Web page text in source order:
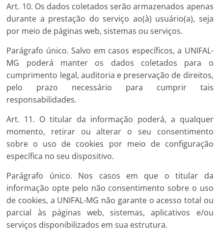
Art. 10. Os dados coletados serão armazenados apenas
durante a prestação do serviço ao(à) usuário(a), seja
por meio de páginas web, sistemas ou serviços.
Parágrafo único. Salvo em casos específicos, a UNIFAL-
MG poderá manter os dados coletados para o
cumprimento legal, auditoria e preservação de direitos,
pelo prazo necessário para cumprir tais
responsabilidades.
Art. 11. O titular da informação poderá, a qualquer
momento, retirar ou alterar o seu consentimento
sobre o uso de cookies por meio de configuração
específica no seu dispositivo.
Parágrafo único. Nos casos em que o titular da
informação opte pelo não consentimento sobre o uso
de cookies, a UNIFAL-MG não garante o acesso total ou
parcial às páginas web, sistemas, aplicativos e/ou
serviços disponibilizados em sua estrutura.